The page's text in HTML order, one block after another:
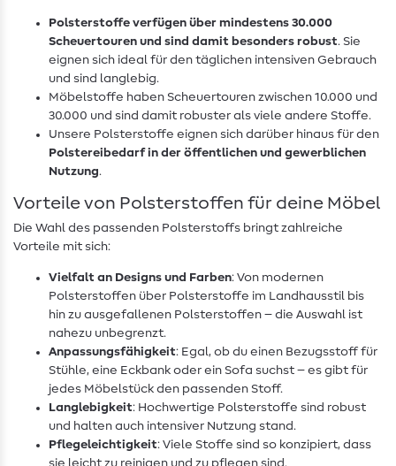
Polsterstoffe verfügen über mindestens 30.000
Scheuertouren und sind damit besonders robust. Sie
eignen sich ideal für den täglichen intensiven Gebrauch
und sind langlebig.
Möbelstoffe haben Scheuertouren zwischen 10.000 und
30.000 und sind damit robuster als viele andere Stoffe.
Unsere Polsterstoffe eignen sich darüber hinaus für den
Polstereibedarf in der öffentlichen und gewerblichen
Nutzung.
Vorteile von Polsterstoffen für deine Möbel
Die Wahl des passenden Polsterstoffs bringt zahlreiche
Vorteile mit sich:
Vielfalt an Designs und Farben: Von modernen
Polsterstoffen über Polsterstoffe im Landhausstil bis
hin zu ausgefallenen Polsterstoffen – die Auswahl ist
nahezu unbegrenzt.
Anpassungsfähigkeit: Egal, ob du einen Bezugsstoff für
Stühle, eine Eckbank oder ein Sofa suchst – es gibt für
jedes Möbelstück den passenden Stoff.
Langlebigkeit: Hochwertige Polsterstoffe sind robust
und halten auch intensiver Nutzung stand.
Pflegeleichtigkeit: Viele Stoffe sind so konzipiert, dass